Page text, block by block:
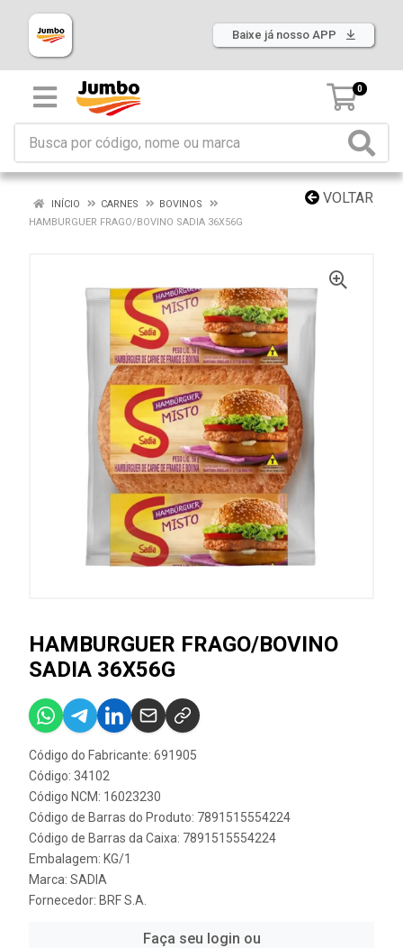
Baixe já nosso APP
0
VOLTAR
INÍCIO CARNES
BOVINOS
HAMBURGUER FRAGO/BOVINO SADIA 36X56G
HAMBURGUER FRAGO/BOVINO
SADIA 36X56G
Código do Fabricante: 691905
Código: 34102
Código NCM: 16023230
Código de Barras do Produto: 7891515554224
Código de Barras da Caixa: 7891515554224
Embalagem: KG/1
Marca: SADIA
Fornecedor: BRF S.A.
Faça seu login ou